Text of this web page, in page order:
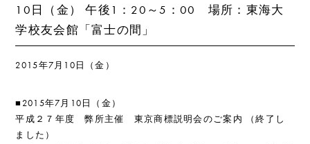
10日（金） 午後1：20～5：00 場所：東海大
学校友会館「富士の間」
2015年7月10日（金）
■2015年7月10日（金）
平成２７年度 弊所主催 東京商標説明会のご案内 （終了し
ました）